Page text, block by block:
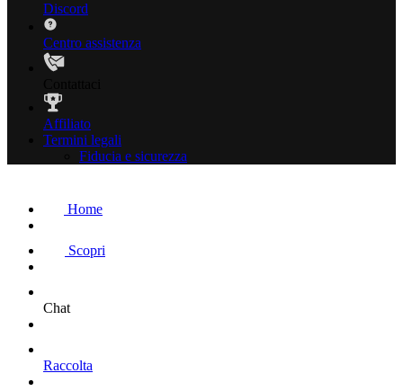
Discord
Centro assistenza
Affiliato
Termini legali
Fiducia e sicurezza
Home
Scopri
Chat
Raccolta